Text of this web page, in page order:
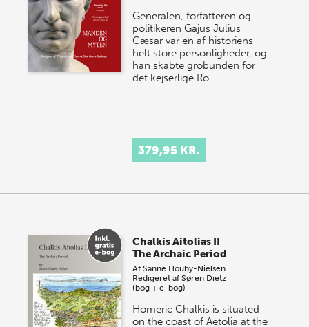
Generalen, forfatteren og
politikeren Gajus Julius
Cæsar var en af historiens
helt store personligheder, og
han skabte grobunden for
det kejserlige Ro…
379,95 KR.
Chalkis Aitolias II
The Archaic Period
AfSanne Houby-Nielsen
Redigeret afSøren Dietz
(bog + e-bog)
Homeric Chalkis is situated
on the coast of Aetolia at the